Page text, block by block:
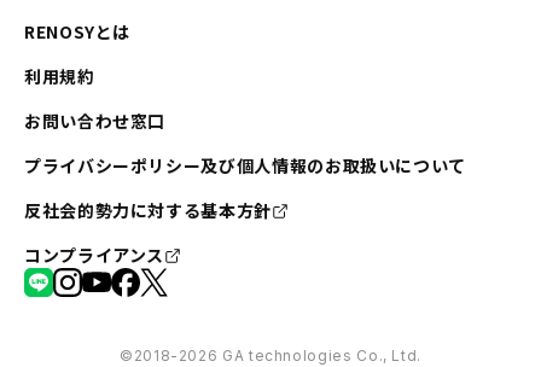
RENOSYとは
利用規約
お問い合わせ窓口
プライバシーポリシー及び個人情報のお取扱いについて
反社会的勢力に対する基本方針
コンプライアンス
©︎2018-2026 GA technologies Co., Ltd.